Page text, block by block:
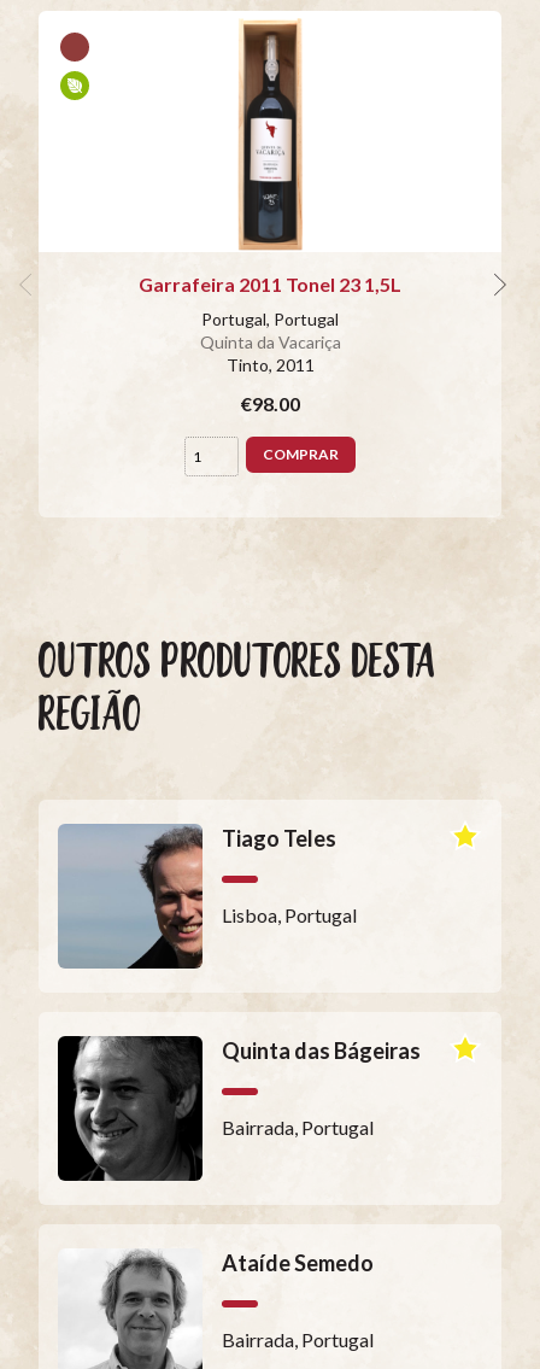
Garrafeira 2011 Tonel 23 1,5L
Portugal, Portugal
Quinta da Vacariça
Tinto, 2011
€98.00
COMPRAR
OUTROS PRODUTORES DESTA
REGIÃO
Tiago Teles
Lisboa, Portugal
Quinta das Bágeiras
Bairrada, Portugal
Ataíde Semedo
Bairrada, Portugal